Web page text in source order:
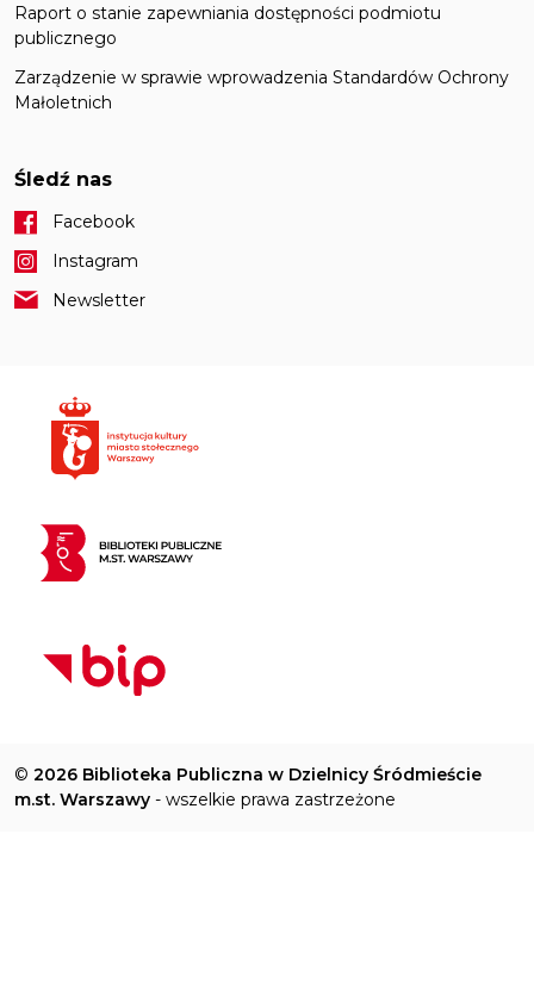
Raport o stanie zapewniania dostępności podmiotu
publicznego
Zarządzenie w sprawie wprowadzenia Standardów Ochrony
Małoletnich
Śledź nas
Facebook
Instagram
Newsletter
© 2026 Biblioteka Publiczna w Dzielnicy Śródmieście
m.st. Warszawy - wszelkie prawa zastrzeżone